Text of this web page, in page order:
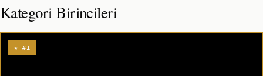
Kategori Birincileri
★ #1